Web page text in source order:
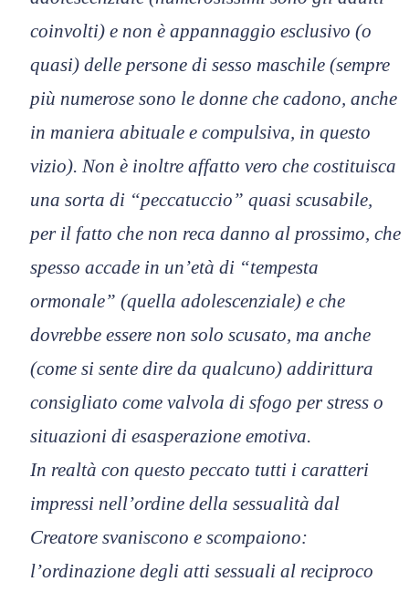
coinvolti) e non è appannaggio esclusivo (o
quasi) delle persone di sesso maschile (sempre
più numerose sono le donne che cadono, anche
in maniera abituale e compulsiva, in questo
vizio). Non è inoltre affatto vero che costituisca
una sorta di “peccatuccio” quasi scusabile,
per il fatto che non reca danno al prossimo, che
spesso accade in un’età di “tempesta
ormonale” (quella adolescenziale) e che
dovrebbe essere non solo scusato, ma anche
(come si sente dire da qualcuno) addirittura
consigliato come valvola di sfogo per stress o
situazioni di esasperazione emotiva.
In realtà con questo peccato tutti i caratteri
impressi nell’ordine della sessualità dal
Creatore svaniscono e scompaiono:
l’ordinazione degli atti sessuali al reciproco